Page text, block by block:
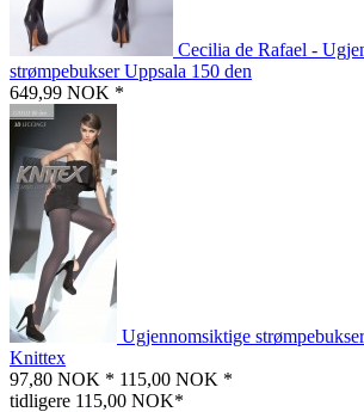
Cecilia de Rafael -
strømpebukser Uppsala 150 den
649,99 NOK *
Ugjennomsiktige
Knittex
97,80 NOK * 115,00 NOK *
tidligere 115,00 NOK*